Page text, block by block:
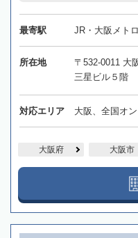
最寄駅 JR・大阪メト
所在地
〒532-0011 大
三星ビル５階
対応エリア 大阪、全国オ
大阪府 大阪市